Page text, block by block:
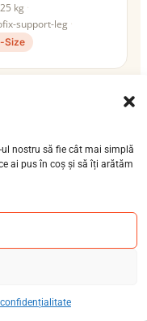
nostru să fie cât mai simplă
ai pus în coș și să îți arătăm
kg
support-leg
Size
i-Trillo
(3-7 ani), școlar
kgISOFIX / centură